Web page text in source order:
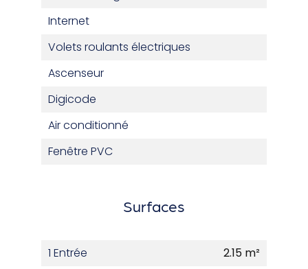
Internet
Volets roulants électriques
Ascenseur
Digicode
Air conditionné
Fenêtre PVC
Surfaces
1 Entrée
2.15 m²